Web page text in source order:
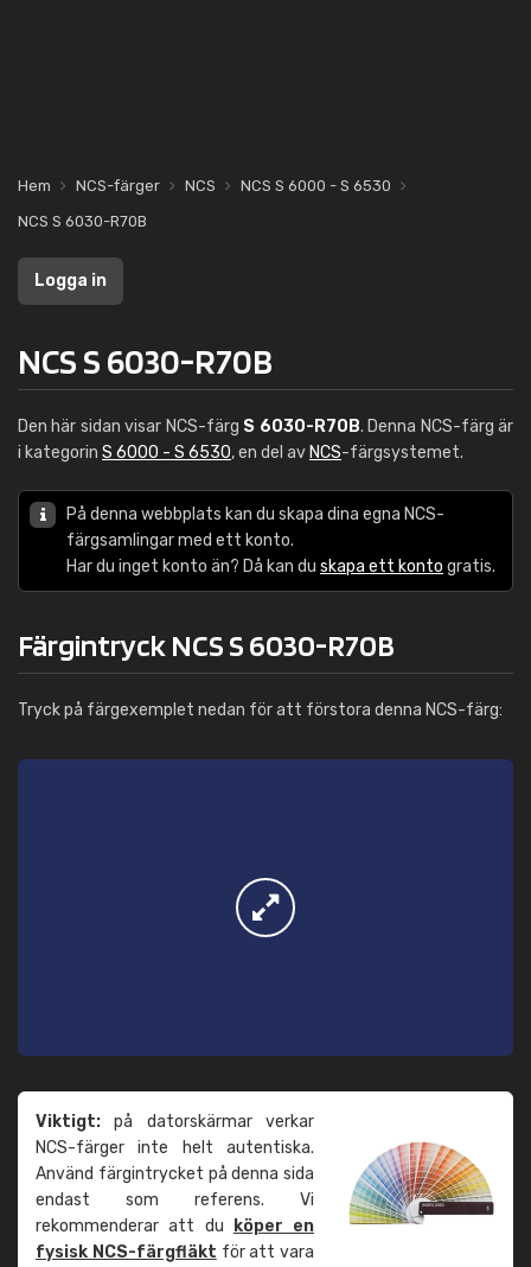
Hem NCS-färger NCS
NCS S 6000 - S 6530
NCS S 6030-R70B
Logga in
NCS S 6030-R70B
Den här sidan visar NCS-färg S 6030-R70B. Denna NCS-färg är
i kategorin S 6000 - S 6530, en del av NCS-färgsystemet.
På denna webbplats kan du skapa dina egna NCS-
färgsamlingar med ett konto.
Har du inget konto än? Då kan du skapa ett konto gratis.
Färgintryck NCS S 6030-R70B
Tryck på färgexemplet nedan för att förstora denna NCS-färg:
Viktigt: på datorskärmar verkar
NCS-färger inte helt autentiska.
Använd färgintrycket på denna sida
endast som referens. Vi
rekommenderar att du
köper en
fysisk NCS-färgfläkt för att vara